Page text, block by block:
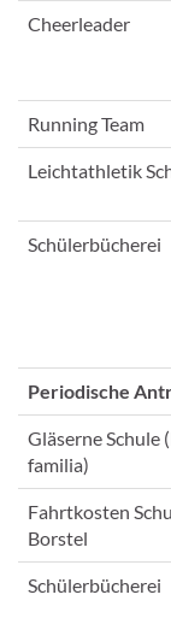
Cheerleader
Running Team
Leichtathletik
Schülerbücherei
Periodische
Gläserne Schule
familia)
Fahrtkosten
Borstel
Schülerbücherei